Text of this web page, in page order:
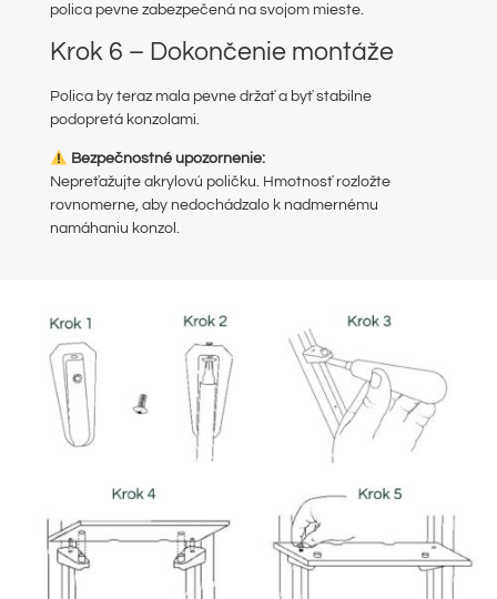
polica pevne zabezpečená na svojom mieste.
Krok 6 – Dokončenie montáže
Polica by teraz mala pevne držať a byť stabilne
podopretá konzolami.
Bezpečnostné upozornenie:
Nepreťažujte akrylovú poličku. Hmotnosť rozložte
rovnomerne, aby nedochádzalo k nadmernému
namáhaniu konzol.